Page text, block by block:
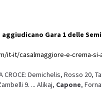
aggiudicano Gara 1 delle
it-it/casalmaggiore-e-crema-si-
CROCE: Demichelis, Rosso 20,
9. ... Alikaj, Capone,